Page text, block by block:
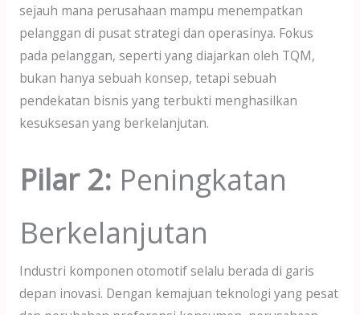
sejauh mana perusahaan mampu menempatkan
pelanggan di pusat strategi dan operasinya. Fokus
pada pelanggan, seperti yang diajarkan oleh TQM,
bukan hanya sebuah konsep, tetapi sebuah
pendekatan bisnis yang terbukti menghasilkan
kesuksesan yang berkelanjutan.
Pilar 2: Peningkatan
Berkelanjutan
Industri komponen otomotif selalu berada di garis
depan inovasi. Dengan kemajuan teknologi yang pesat